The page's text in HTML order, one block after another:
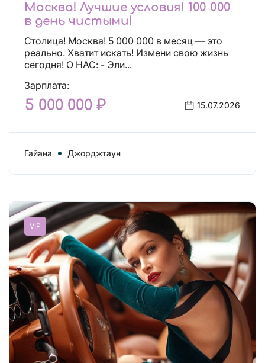
Москва! Лучшие условия! 100 000
в день чистыми!
Столица! Москва! 5 000 000 в месяц — это
реально. Хватит искать! Измени свою жизнь
сегодня! О НАС: - Эли...
Зарплата:
5 000 000 ₽ 15.07.2026
Гайана Джорджтаун
VIP